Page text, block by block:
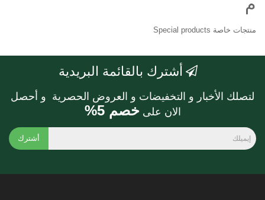
منتجات خاصة Special products
أشترك بالقائمة البريدية
لتصلك الأخبار و التخفيضات و العروض الحصرية و أحصل
الان على خصم 5%
أشترك